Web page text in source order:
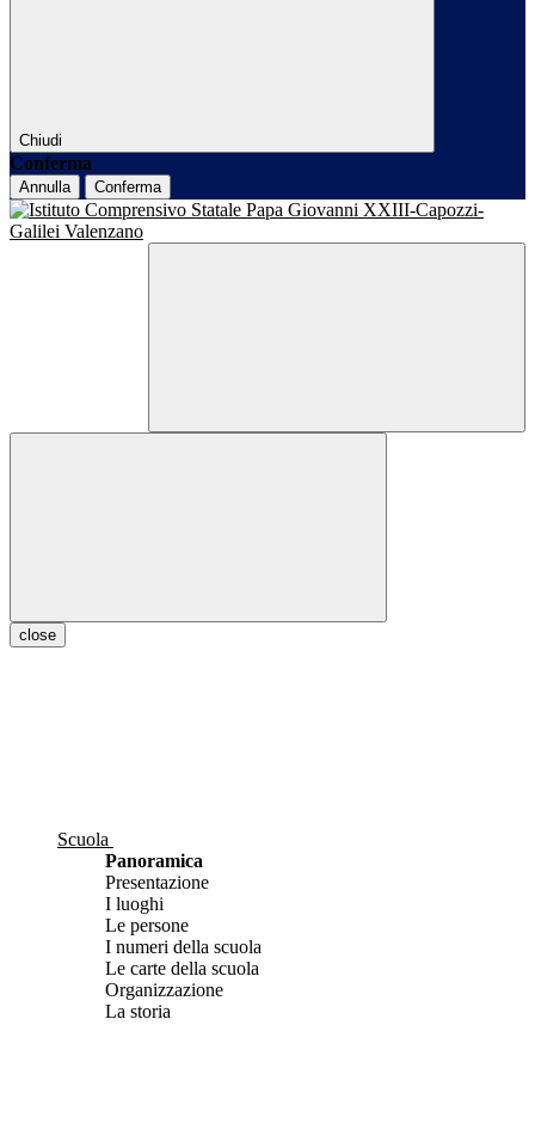
Chiudi
Conferma
Annulla Conferma
close
Scuola
Panoramica
Presentazione
I luoghi
Le persone
I numeri della scuola
Le carte della scuola
Organizzazione
La storia